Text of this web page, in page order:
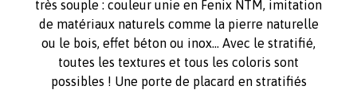
très souple : couleur unie en Fenix NTM, imitation
de matériaux naturels comme la pierre naturelle
ou le bois, effet béton ou inox... Avec le stratifié,
toutes les textures et tous les coloris sont
possibles ! Une porte de placard en stratifiés